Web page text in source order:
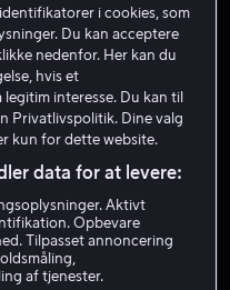
Yim
i cookies, som
Du kan acceptere
nedenfor. Her kan du
hvis et
interesse. Du kan til
Privatlivspolitik. Dine valg
kun for dette website.
data for at levere:
Aktivt
Opbevare
Tilpasset annoncering
af tjenester.